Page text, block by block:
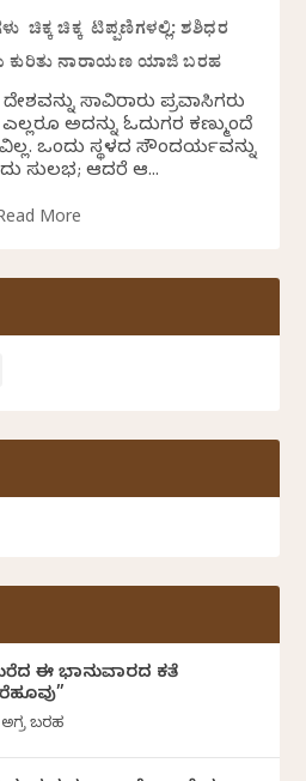
ಚಿಕ್ಕ ಚಿಕ್ಕ ಟಿಪ್ಪಣಿಗಳಲ್ಲಿ: ಶಶಿಧರ
ನಾರಾಯಣ ಯಾಜಿ ಬರಹ
ಸಾವಿರಾರು ಪ್ರವಾಸಿಗರು
ಅದನ್ನು ಓದುಗರ ಕಣ್ಮುಂದೆ
ಒಂದು ಸ್ಥಳದ ಸೌಂದರ್ಯವನ್ನು
ಸುಲಭ; ಆದರೆ ಆ...
More
ಈ ಭಾನುವಾರದ ಕತೆ
ಅಗ್ರ ಬರಹ